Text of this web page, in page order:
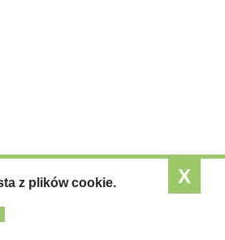
z plików cookie. X